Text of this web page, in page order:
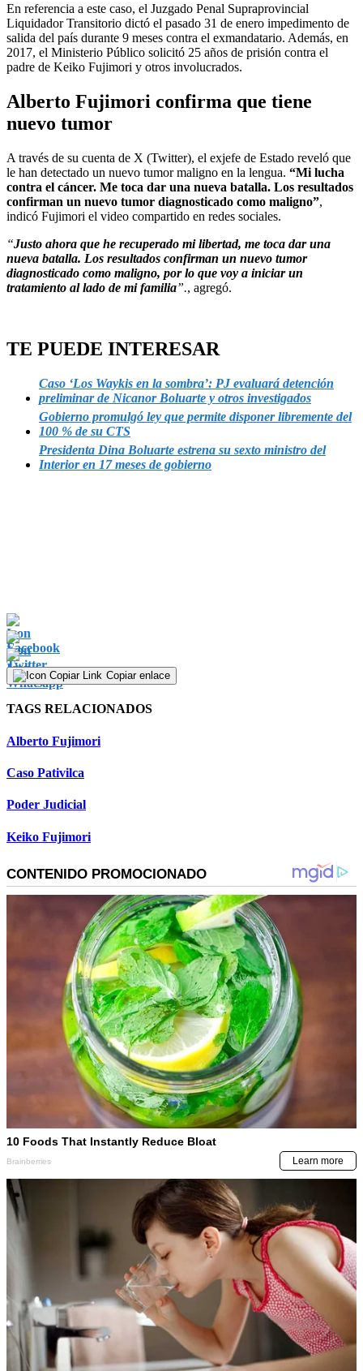
En referencia a este caso, el Juzgado Penal Supraprovincial
Liquidador Transitorio dictó el pasado 31 de enero impedimento de
salida del país durante 9 meses contra el exmandatario. Además, en
2017, el Ministerio Público solicitó 25 años de prisión contra el
padre de Keiko Fujimori y otros involucrados.
Alberto Fujimori confirma que tiene
nuevo tumor
A través de su cuenta de X (Twitter), el exjefe de Estado reveló que
le han detectado un nuevo tumor maligno en la lengua. “Mi lucha
contra el cáncer. Me toca dar una nueva batalla. Los resultados
confirman un nuevo tumor diagnosticado como maligno”,
indicó Fujimori el video compartido en redes sociales.
“Justo ahora que he recuperado mi libertad, me toca dar una
nueva batalla. Los resultados confirman un nuevo tumor
diagnosticado como maligno, por lo que voy a iniciar un
tratamiento al lado de mi familia”., agregó.
TE PUEDE INTERESAR
Caso ‘Los Waykis en la sombra’: PJ evaluará detención
preliminar de Nicanor Boluarte y otros investigados
Gobierno promulgó ley que permite disponer libremente del
100 % de su CTS
Presidenta Dina Boluarte estrena su sexto ministro del
Interior en 17 meses de gobierno
Copiar enlace
TAGS RELACIONADOS
Alberto Fujimori
Caso Pativilca
Poder Judicial
Keiko Fujimori